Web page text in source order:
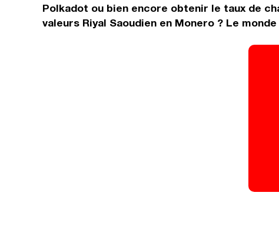
Polkadot ou bien encore obtenir le taux de
valeurs Riyal Saoudien en Monero ? Le